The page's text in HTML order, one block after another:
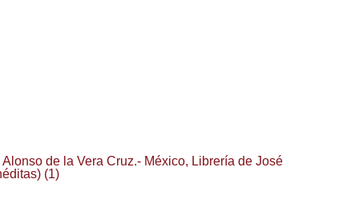
de la Vera Cruz.- México, Librería de José
(1)